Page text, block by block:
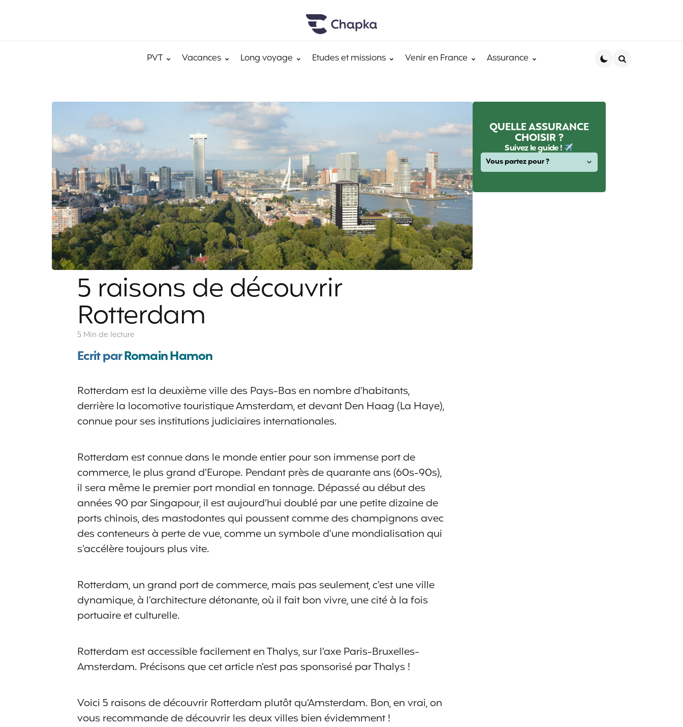
PVT Vacances Long voyage Etudes et missions Venir en France Assurance
5 raisons de découvrir
Rotterdam
5 Min de lecture
Ecrit parRomain Hamon
Rotterdam est la deuxième ville des Pays-Bas en nombre d’habitants,
derrière la locomotive touristique Amsterdam, et devant Den Haag (La Haye),
connue pour ses institutions judiciaires internationales.
Rotterdam est connue dans le monde entier pour son immense port de
commerce, le plus grand d’Europe. Pendant près de quarante ans (60s-90s),
il sera même le premier port mondial en tonnage. Dépassé au début des
années 90 par Singapour, il est aujourd’hui doublé par une petite dizaine de
ports chinois, des mastodontes qui poussent comme des champignons avec
des conteneurs à perte de vue, comme un symbole d’une mondialisation qui
s’accélère toujours plus vite.
Rotterdam, un grand port de commerce, mais pas seulement, c’est une ville
dynamique, à l’architecture détonante, où il fait bon vivre, une cité à la fois
portuaire et culturelle.
Rotterdam est accessible facilement en Thalys, sur l’axe Paris-Bruxelles-
Amsterdam. Précisons que cet article n’est pas sponsorisé par Thalys !
Voici 5 raisons de découvrir Rotterdam plutôt qu’Amsterdam. Bon, en vrai, on
vous recommande de découvrir les deux villes bien évidemment !
QUELLE ASSURANCE
CHOISIR ?
Suivez le guide !